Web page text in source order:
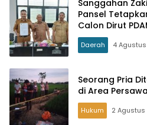
Sanggahan
Pansel
Calon Dirut
Daerah 4
Seorang Pria
di Area
Hukum 2